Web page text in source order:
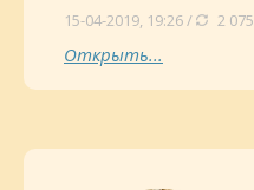
15-04-2019, 19:26 / 2 075
Открыть...